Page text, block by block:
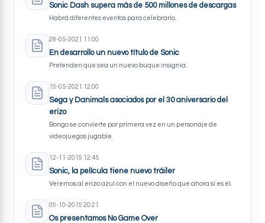
Sonic Dash supera más de 500 millones de descargas
Habrá diferentes eventos para celebrarlo.
28-05-2021 11:00
En desarrollo un nuevo título de Sonic
Pretenden que sea un nuevo buque insignia.
19-05-2021 12:00
Sega y Danimals asociados por el 30 aniversario del
erizo
Bongo se convierte por primera vez en un personaje de
videojuegos jugable.
12-11-2019 12:45
Sonic, la película tiene nuevo tráiler
Veremos al erizo azul con el nuevo diseño que ahora sí es él.
09-10-2019 20:21
Os presentamos No Game Over